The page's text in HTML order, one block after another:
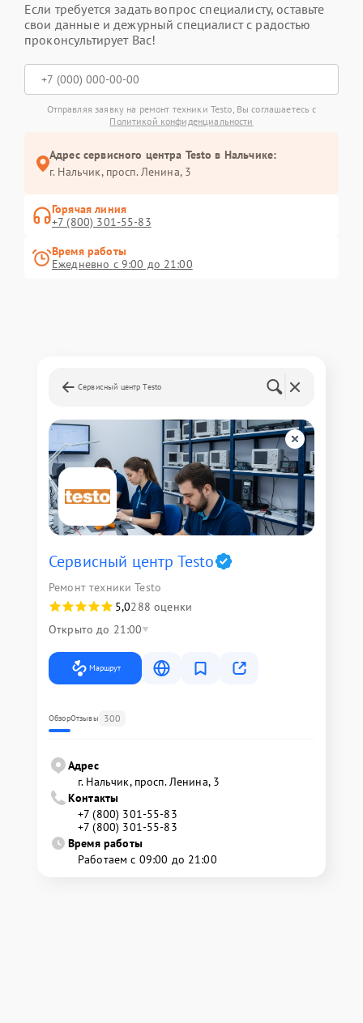
Если требуется задать вопрос специалисту, оставьте
свои данные и дежурный специалист с радостью
проконсультирует Вас!
Отправляя заявку на ремонт техники Testo, Вы соглашаетесь с
Политикой конфиденциальности
Адрес сервисного центра Testo в Нальчике:
г. Нальчик, просп. Ленина, 3
Горячая линия
+7 (800) 301-55-83
Время работы
Ежедневно с 9:00 до 21:00
Сервисный центр Testo
Сервисный центр Testo
Ремонт техники Testo
5,0288 оценки
Открыто до 21:00
Маршрут
ОбзорОтзывы 300
Адрес
г. Нальчик, просп. Ленина, 3
Контакты
+7 (800) 301-55-83
+7 (800) 301-55-83
Время работы
Работаем с 09:00 до 21:00